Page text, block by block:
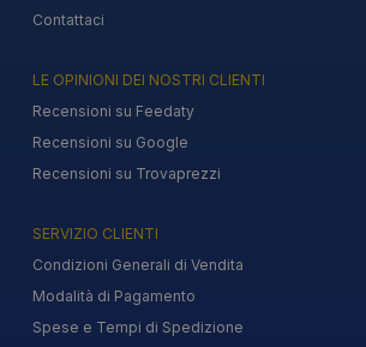
Contattaci
LE OPINIONI DEI NOSTRI CLIENTI
Recensioni su Feedaty
Recensioni su Google
Recensioni su Trovaprezzi
SERVIZIO CLIENTI
Condizioni Generali di Vendita
Modalità di Pagamento
Spese e Tempi di Spedizione